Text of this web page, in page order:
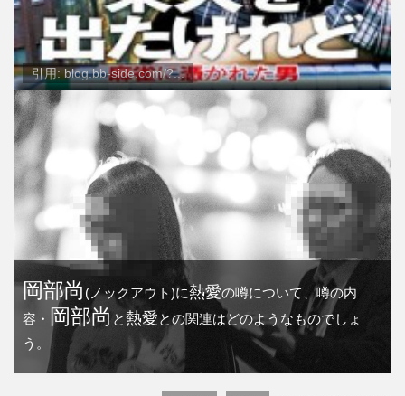
引用: blog.bb-side.com/?...
岡部尚 (ノックアウト)に熱愛の噂について、噂の内
容・ 岡部尚 と熱愛との関連はどのようなものでしょ
う。